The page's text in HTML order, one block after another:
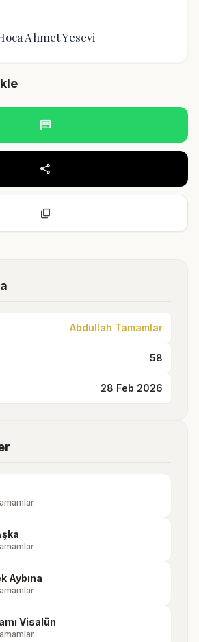
Ahmet Yesevi
chat
share
content_copy
Abdullah Tamamlar
58
28 Feb 2026
Aybına
Visalün